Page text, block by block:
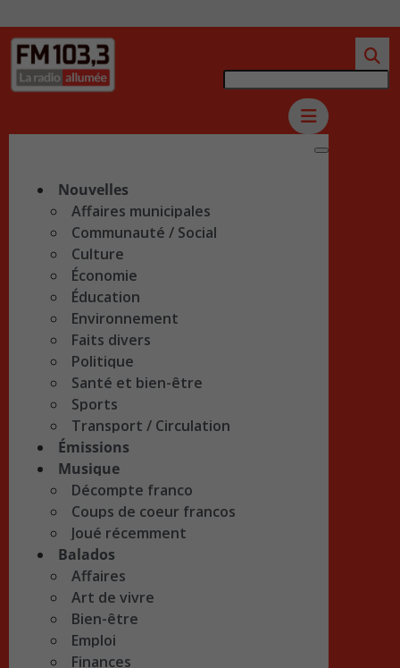
Nouvelles
Affaires municipales
Communauté / Social
Culture
Économie
Éducation
Environnement
Faits divers
Politique
Santé et bien-être
Sports
Transport / Circulation
Émissions
Musique
Décompte franco
Coups de coeur francos
Joué récemment
Balados
Affaires
Art de vivre
Bien-être
Emploi
Finances